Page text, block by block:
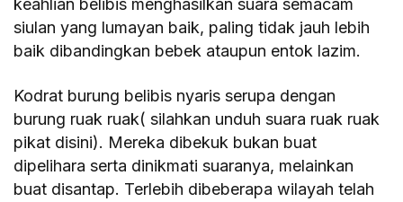
keahlian belibis menghasilkan suara semacam
siulan yang lumayan baik, paling tidak jauh lebih
baik dibandingkan bebek ataupun entok lazim.
Kodrat burung belibis nyaris serupa dengan
burung ruak ruak( silahkan unduh suara ruak ruak
pikat disini). Mereka dibekuk bukan buat
dipelihara serta dinikmati suaranya, melainkan
buat disantap. Terlebih dibeberapa wilayah telah